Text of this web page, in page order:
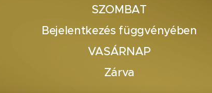
SZOMBAT
Bejelentkezés függvényében
VASÁRNAP
Zárva